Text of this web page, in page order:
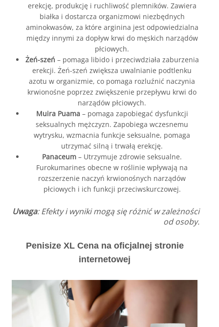
erekcję, produkcję i ruchliwość plemników. Zawiera
białka i dostarcza organizmowi niezbędnych
aminokwasów, za które arginina jest odpowiedzialna
między innymi za dopływ krwi do męskich narządów
płciowych.
Żeń-szeń – pomaga libido i przeciwdziała zaburzenia
erekcji. Żeń-szeń zwiększa uwalnianie podtlenku
azotu w organizmie, co pomaga rozluźnić naczynia
krwionośne poprzez zwiększenie przepływu krwi do
narządów płciowych.
Muira Puama– pomaga zapobiegać dysfunkcji
seksualnych mężczyzn. Zapobiega wczesnemu
wytrysku, wzmacnia funkcje seksualne, pomaga
utrzymać silną i trwałą erekcję.
Panaceum – Utrzymuje zdrowie seksualne.
Furokumarines obecne w roślinie wpływają na
rozszerzenie naczyń krwionośnych narządów
płciowych i ich funkcji przeciwskurczowej.
Uwaga: Efekty i wyniki mogą się różnić w zależności
od osoby.
Penisize XL Cena na oficjalnej stronie
internetowej